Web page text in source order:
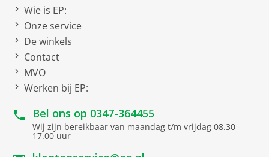
Versie
batterijduur tot
Bruto afmetingen inclusief verpakking
bruto breedte
bruto hoogte
bruto diepte
7.4 cm
Wie is EP:
Onze service
De winkels
Contact
MVO
Werken bij EP:
Bel ons op 0347-364455
Wij zijn bereikbaar van maandag t/m vrijdag 08.30 -
17.00 uur